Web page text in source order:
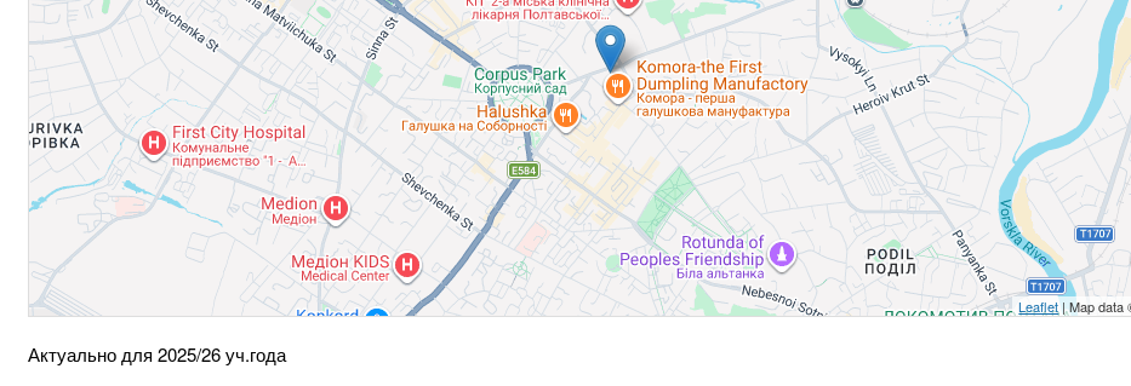
Leaflet| Map
Актуально для 2025/26 уч.года